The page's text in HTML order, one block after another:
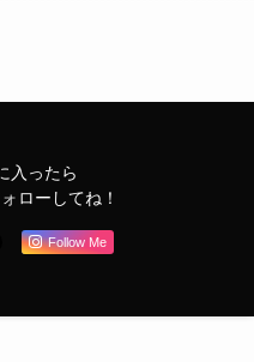
入ったら
ローしてね！
Follow Me